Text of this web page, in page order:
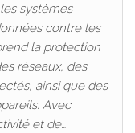
systèmes
contre les
la protection
réseaux, des
ainsi que des
Avec
et de…